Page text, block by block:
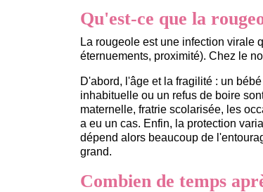
Qu'est-ce que la
La rougeole est une infection virale
éternuements, proximité). Chez le
D'abord, l'âge et la fragilité : un
inhabituelle ou un refus de boire
maternelle, fratrie scolarisée, les
a eu un cas. Enfin, la protection
dépend alors beaucoup de
grand.
Combien de temps